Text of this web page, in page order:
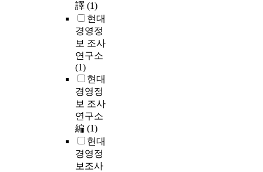
譯 (1)
현대
경영정
보 조사
연구소
(1)
현대
경영정
보 조사
연구소
編 (1)
현대
경영정
보조사